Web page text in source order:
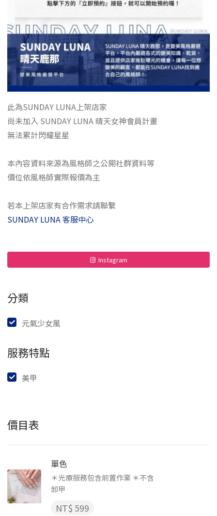
此為SUNDAY LUNA上架店家
尚未加入 SUNDAY LUNA 晴天女神會員計畫
無法累計閃耀星星
本內容資料來源為風格師之公開社群資料等
價位依風格師實際報價為主
若本上架店家有合作需求請聯繫
SUNDAY LUNA 客服中心
Instagram
分類
元氣少女風
服務特點
美甲
價目表
單色
＊光療服務包含前置作業 ＊不含
卸甲
NT$ 599